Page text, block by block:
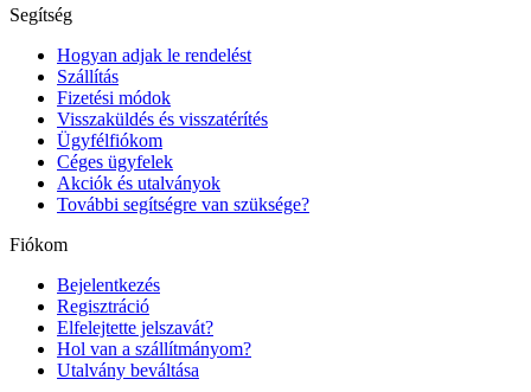
Segítség
Hogyan adjak le rendelést
Szállítás
Fizetési módok
Visszaküldés és visszatérítés
Ügyfélfiókom
Céges ügyfelek
Akciók és utalványok
További segítségre van szüksége?
Fiókom
Bejelentkezés
Regisztráció
Elfelejtette jelszavát?
Hol van a szállítmányom?
Utalvány beváltása